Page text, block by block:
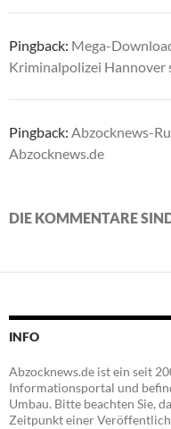
Pingback: Mega-
Kriminalpolizei Hannover
Pingback: Abzocknews-
Abzocknews.de
DIE KOMMENTARE
INFO
Abzocknews.de ist ein seit
Informationsportal und
Umbau. Bitte beachten Sie,
Zeitpunkt einer